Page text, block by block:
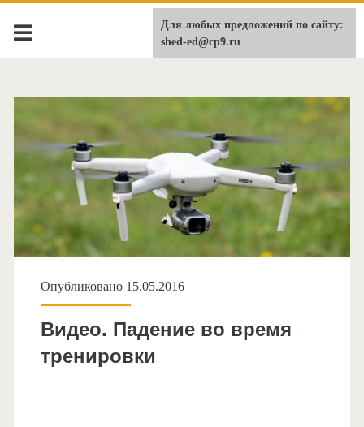
shed-ed.ru
Опубликовано 15.05.2016
Видео. Падение во время
тренировки
Для любых предложений по сайту:
shed-ed@cp9.ru